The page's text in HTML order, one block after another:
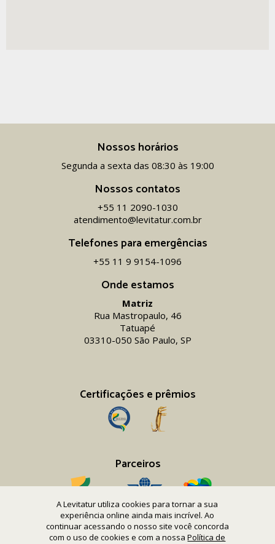
A Levitatur utiliza cookies para tornar a sua
experiência online ainda mais incrível. Ao
continuar acessando o nosso site você concorda
com o uso de cookies e com a nossaPolítica de
Onde estamos
Matriz
Rua Mastropaulo, 46
Tatuapé
03310-050 São Paulo, SP
Certificações e prêmios
Parceiros
Nossos horários
Segunda a sexta das 08:30 às 19:00
Nossos contatos
+55 11 2090-1030
atendimento@levitatur.com.br
Telefones para emergências
+55 11 9 9154-1096‬
Copyright 2016-26 Levitatur Viagens e Turismo Ltda.